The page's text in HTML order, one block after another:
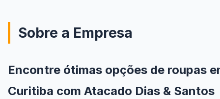
Sobre a Empresa
Encontre ótimas opções de roupas
Curitiba com Atacado Dias & Santos